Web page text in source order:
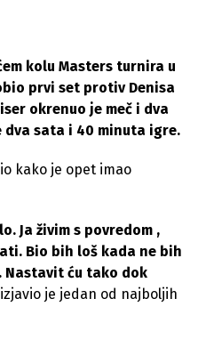
kolu Masters turnira u
prvi set protiv Denisa
okrenuo je meč i dva
dva sata i 40 minuta igre.
kako je opet imao
Ja živim s povredom ,
Bio bih loš kada ne bih
Nastavit ću tako dok
izjavio je jedan od najboljih